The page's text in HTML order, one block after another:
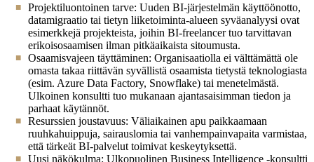
Projektiluontoinen tarve: Uuden BI-järjestelmän käyttöönotto,
datamigraatio tai tietyn liiketoiminta-alueen syväanalyysi ovat
esimerkkejä projekteista, joihin BI-freelancer tuo tarvittavan
erikoisosaamisen ilman pitkäaikaista sitoumusta.
Osaamisvajeen täyttäminen: Organisaatiolla ei välttämättä ole
omasta takaa riittävän syvällistä osaamista tietystä teknologiasta
(esim. Azure Data Factory, Snowflake) tai menetelmästä.
Ulkoinen konsultti tuo mukanaan ajantasaisimman tiedon ja
parhaat käytännöt.
Resurssien joustavuus: Väliaikainen apu paikkaamaan
ruuhkahuippuja, sairauslomia tai vanhempainvapaita varmistaa,
että tärkeät BI-palvelut toimivat keskeytyksettä.
Uusi näkökulma: Ulkopuolinen Business Intelligence -konsultti